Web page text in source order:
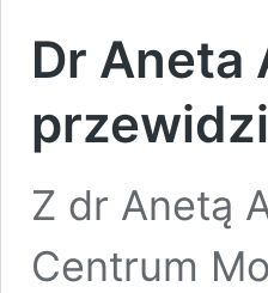
Dr Aneta
Z dr Anetą
Centrum